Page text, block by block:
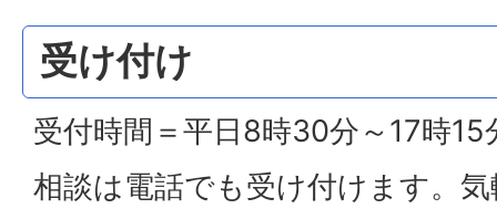
受け付け
受付時間＝平日8時30分～17時15
相談は電話でも受け付けます。